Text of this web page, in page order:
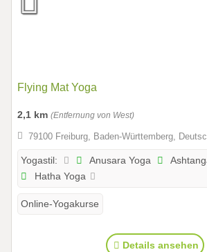
Flying Mat Yoga
2,1 km (Entfernung von West)
79100 Freiburg, Baden-Württemberg,
Yogastil: Anusara Yoga
Hatha Yoga
Online-Yogakurse
Details ansehen